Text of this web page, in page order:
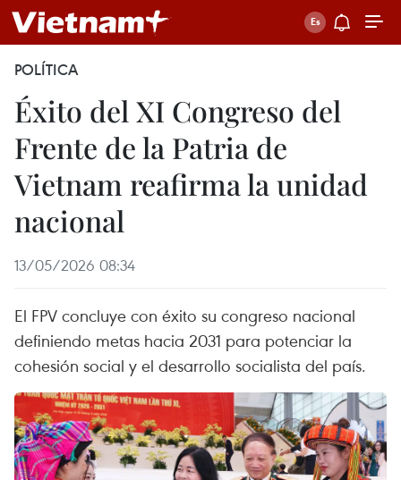
POLÍTICA
Éxito del XI Congreso del
Frente de la Patria de
Vietnam reafirma la unidad
nacional
13/05/2026 08:34
El FPV concluye con éxito su congreso nacional
definiendo metas hacia 2031 para potenciar la
cohesión social y el desarrollo socialista del país.